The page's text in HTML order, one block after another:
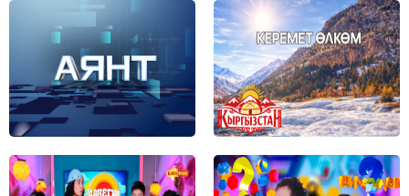
жөнүндө" Мыйзамга өзгөртүүлөр киргизилди
05.08.26 09:04 56
Бишкекте 5-августтан тартып айрым көчөлөрдө унаа
кыймылына убактылуу чектөө киргизилет
Эрлист Акунбеков Ош облусунун тургундарын